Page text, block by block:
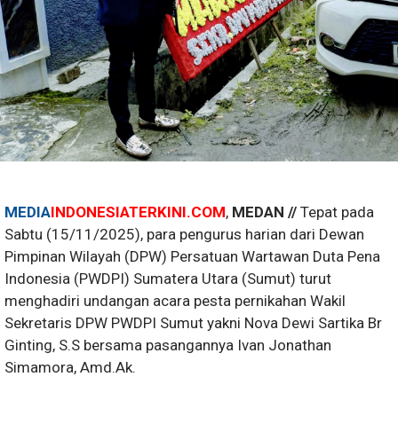
MEDIAINDONESIATERKINI.COM, MEDAN // Tepat pada
Sabtu (15/11/2025), para pengurus harian dari Dewan
Pimpinan Wilayah (DPW) Persatuan Wartawan Duta Pena
Indonesia (PWDPI) Sumatera Utara (Sumut) turut
menghadiri undangan acara pesta pernikahan Wakil
Sekretaris DPW PWDPI Sumut yakni Nova Dewi Sartika Br
Ginting, S.S bersama pasangannya Ivan Jonathan
Simamora, Amd.Ak.